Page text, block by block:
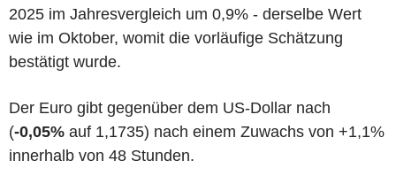
2025 im Jahresvergleich um 0,9% - derselbe Wert
wie im Oktober, womit die vorläufige Schätzung
bestätigt wurde.
Der Euro gibt gegenüber dem US-Dollar nach
(-0,05% auf 1,1735) nach einem Zuwachs von +1,1%
innerhalb von 48 Stunden.